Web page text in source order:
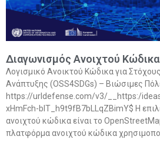
Διαγωνισμός Ανοιχτού
Λογισμικό Ανοικτού Κώδικα για
Ανάπτυξης (OSS4SDGs) – Βιώσιμες
https://urldefense.com/v3/__https:/
xHmFch-blT_h9t9fB7bLLqZBimY$ Η
ανοιχτού κώδικα είναι το
πλατφόρμα ανοιχτού κώδικα